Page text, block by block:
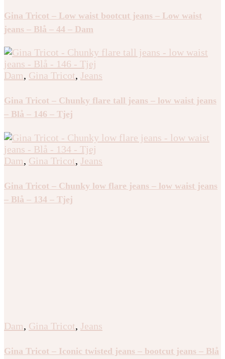
Gina Tricot – Low waist bootcut jeans – Low waist
jeans – Blå – 44 – Dam
Dam, Gina Tricot, Jeans
Gina Tricot – Chunky flare tall jeans – low waist jeans
– Blå – 146 – Tjej
Dam, Gina Tricot, Jeans
Gina Tricot – Chunky low flare jeans – low waist jeans
– Blå – 134 – Tjej
Dam, Gina Tricot, Jeans
Gina Tricot – Iconic twisted jeans – bootcut jeans – Blå